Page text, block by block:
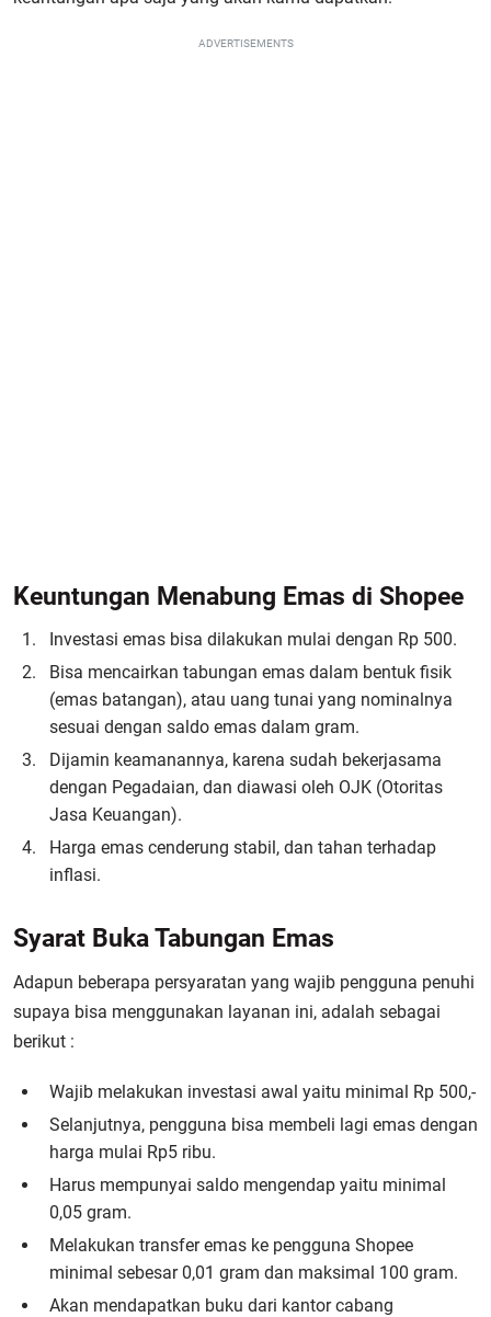
ADVERTISEMENTS
Keuntungan Menabung Emas di Shopee
Investasi emas bisa dilakukan mulai dengan Rp 500.
Bisa mencairkan tabungan emas dalam bentuk fisik
(emas batangan), atau uang tunai yang nominalnya
sesuai dengan saldo emas dalam gram.
Dijamin keamanannya, karena sudah bekerjasama
dengan Pegadaian, dan diawasi oleh OJK (Otoritas
Jasa Keuangan).
Harga emas cenderung stabil, dan tahan terhadap
inflasi.
Syarat Buka Tabungan Emas
Adapun beberapa persyaratan yang wajib pengguna penuhi
supaya bisa menggunakan layanan ini, adalah sebagai
berikut :
Wajib melakukan investasi awal yaitu minimal Rp 500,-
Selanjutnya, pengguna bisa membeli lagi emas dengan
harga mulai Rp5 ribu.
Harus mempunyai saldo mengendap yaitu minimal
0,05 gram.
Melakukan transfer emas ke pengguna Shopee
minimal sebesar 0,01 gram dan maksimal 100 gram.
Akan mendapatkan buku dari kantor cabang